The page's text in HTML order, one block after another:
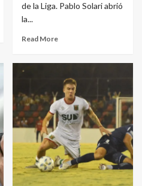
de la Liga. Pablo Solari abrió
la...
Read More